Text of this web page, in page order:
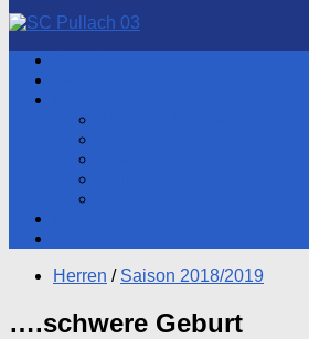
Herren / Saison 2018/2019
….schwere Geburt